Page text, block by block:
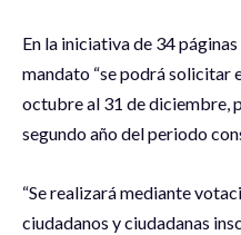
En la iniciativa de 34
mandato “se podrá solicitar
octubre al 31 de diciembre,
segundo año del periodo
“Se realizará mediante
ciudadanos y ciudadanas